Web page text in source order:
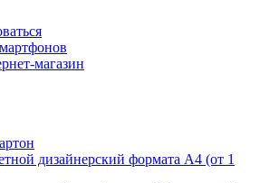
дизайнерский формата А4 (от 1